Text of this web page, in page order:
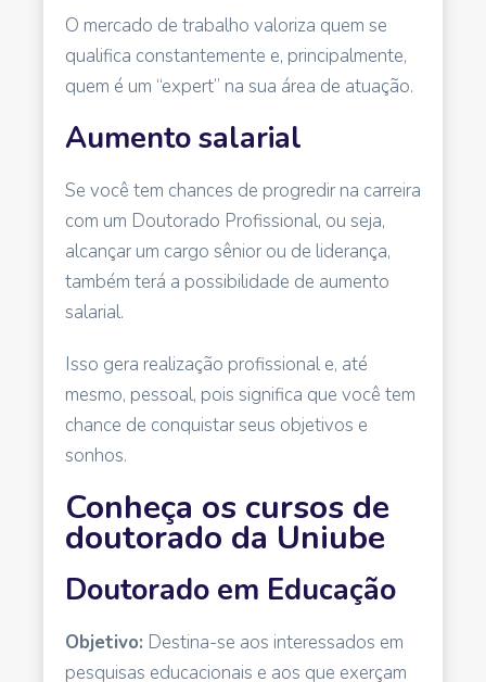
O mercado de trabalho valoriza quem se
qualifica constantemente e, principalmente,
quem é um “expert” na sua área de atuação.
Aumento salarial
Se você tem chances de progredir na carreira
com um Doutorado Profissional, ou seja,
alcançar um cargo sênior ou de liderança,
também terá a possibilidade de aumento
salarial.
Isso gera realização profissional e, até
mesmo, pessoal, pois significa que você tem
chance de conquistar seus objetivos e
sonhos.
Conheça os cursos de
doutorado da Uniube
Doutorado em Educação
Objetivo: Destina-se aos interessados em
pesquisas educacionais e aos que exerçam